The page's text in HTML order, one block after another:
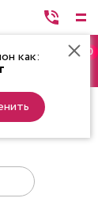
как: 0